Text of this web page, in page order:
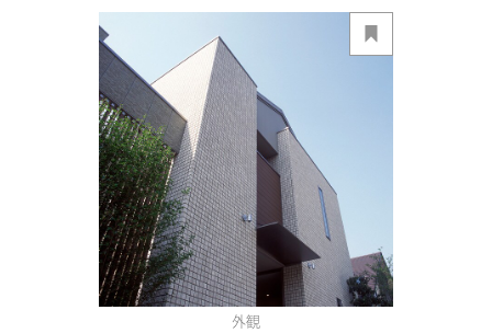
テクノロジー（住まいの性能）
建築事例・建築実例
デザイナーズギャラリー
インテリア
住まいづくりガイド
賃貸併用住宅
店舗・各種施設
土地活用モデルルーム見学
土地活用実例
法人のお客さま
戸建て・マンション
ミサワリフォームとは
リフォームの流れ
リフォームメニュー
リフォーム事例
まちづくり
複合開発・投資開発
複合開発事業（ASMACI-アスマチ-）
再開発・官民連携事業
分譲マンション開発事業
収益不動産・投資開発事業
オーナーサポート
サポートメニュー
住まいるりんぐ（ロングサポート）
業・IR情報
展示場・イベント情報
カタログ請求
外観